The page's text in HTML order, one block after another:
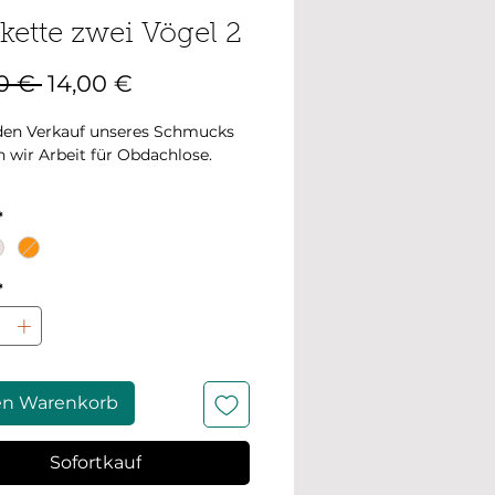
zwei Vögel 2
€ Standardpreis
14,00 €
Verkauf unseres Schmucks
wir Arbeit für Obdachlose.
3-5 Werktage
Warenkorb
Sofortkauf